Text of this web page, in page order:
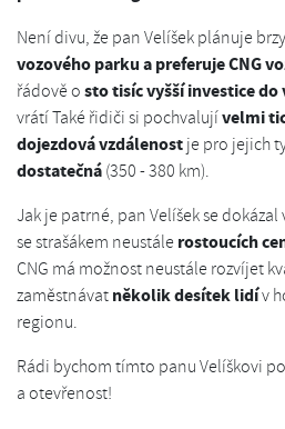
Není divu, že pan Velíšek plánuje
vozového parku a preferuje CNG
řádově o sto tisíc vyšší investice do
vrátí Také řidiči si pochvalujívelmi
dojezdová vzdálenost je pro jejich
dostatečná (350 - 380 km).
Jak je patrné, pan Velíšek se
se strašákem neustále rostoucích
CNG má možnost neustále rozvíjet
zaměstnávat několik desítek lidív
regionu.
Rádi bychom tímto panu Velíškovi
a otevřenost!